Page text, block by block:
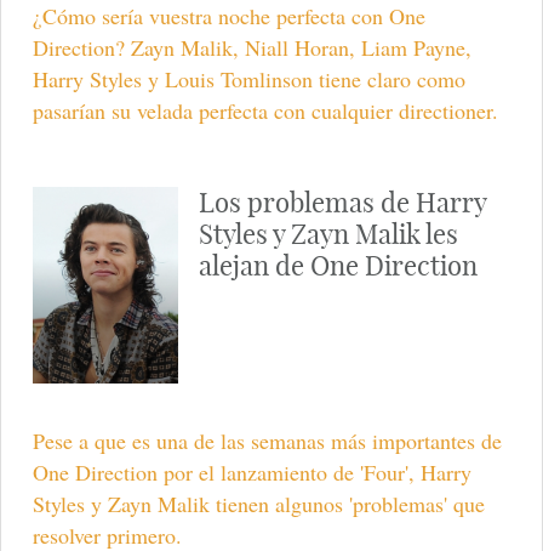
¿Cómo sería vuestra noche perfecta con One
Direction? Zayn Malik, Niall Horan, Liam Payne,
Harry Styles y Louis Tomlinson tiene claro como
pasarían su velada perfecta con cualquier directioner.
Los problemas de Harry
Styles y Zayn Malik les
alejan de One Direction
Pese a que es una de las semanas más importantes de
One Direction por el lanzamiento de 'Four', Harry
Styles y Zayn Malik tienen algunos 'problemas' que
resolver primero.